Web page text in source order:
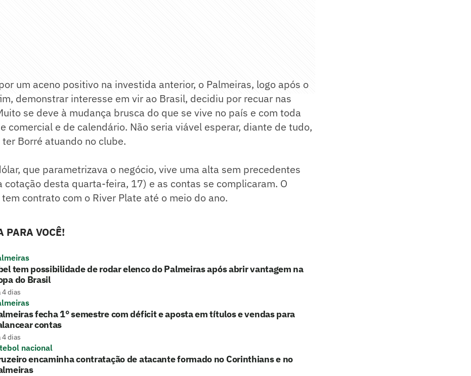
um aceno positivo na investida anterior, o Palmeiras, logo após o
demonstrar interesse em vir ao Brasil, decidiu por recuar nas
se deve à mudança brusca do que se vive no país e com toda
comercial e de calendário. Não seria viável esperar, diante de tudo,
Borré atuando no clube.
que parametrizava o negócio, vive uma alta sem precedentes
cotação desta quarta-feira, 17) e as contas se complicaram. O
contrato com o River Plate até o meio do ano.
PARA VOCÊ!
tem possibilidade de rodar elenco do Palmeiras após abrir vantagem na
do Brasil
4 dias
fecha 1° semestre com déficit e aposta em títulos e vendas para
contas
4 dias
nacional
encaminha contratação de atacante formado no Corinthians e no